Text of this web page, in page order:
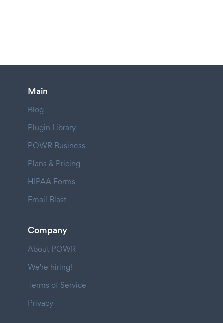
Main
Blog
Plugin Library
POWR Business
Plans & Pricing
HIPAA Forms
Email Blast
Company
About POWR
We're hiring!
Terms of Service
Privacy